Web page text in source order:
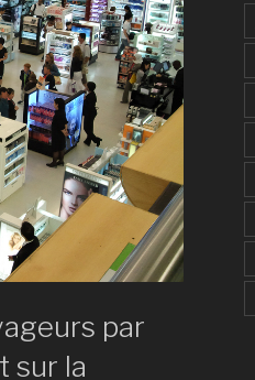
par
sur la